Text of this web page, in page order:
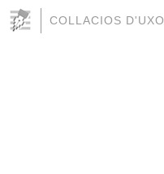
COLLACIOS D'UXO